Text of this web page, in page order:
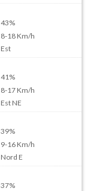
43%
8-18Km/h
Est
41%
8-17Km/h
Est NE
39%
9-16Km/h
Nord E
37%